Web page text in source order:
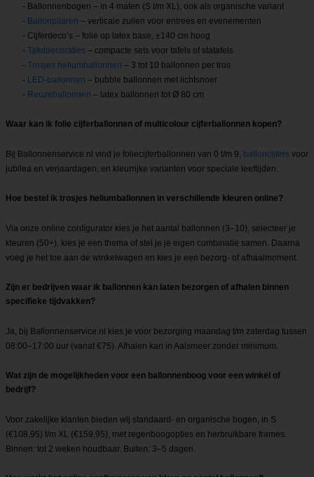
- Ballonnenbogen – in 4 maten (S t/m XL), ook als organische variant
- Ballonpilaren – verticale zuilen voor entrees en evenementen
- Cijferdeco’s – folie op latex base, ±140 cm hoog
- Tafeldecoraties – compacte sets voor tafels of statafels
- Trosjes heliumballonnen – 3 tot 10 ballonnen per tros
- LED-ballonnen – bubble ballonnen met lichtsnoer
- Reuzeballonnen – latex ballonnen tot Ø 80 cm
Waar kan ik folie cijferballonnen of multicolour cijferballonnen kopen?
Bij Ballonnenservice.nl vind je foliecijferballonnen van 0 t/m 9, balloncijfers voor
jubilea en verjaardagen, en kleurrijke varianten voor speciale leeftijden.
Hoe bestel ik trosjes heliumballonnen in verschillende kleuren online?
Via onze online configurator kies je het aantal ballonnen (3–10), selecteer je
kleuren (50+), kies je een thema of stel je je eigen combinatie samen. Daarna
voeg je het toe aan de winkelwagen en kies je een bezorg- of afhaalmoment.
Zijn er bedrijven waar ik ballonnen kan laten bezorgen of afhalen binnen
specifieke tijdvakken?
Ja, bij Ballonnenservice.nl kies je voor bezorging maandag t/m zaterdag tussen
08:00–17:00 uur (vanaf €75). Afhalen kan in Aalsmeer zonder minimum.
Wat zijn de mogelijkheden voor een ballonnenboog voor een winkel of
bedrijf?
Voor zakelijke klanten bieden wij standaard- en organische bogen, in S
(€108,95) t/m XL (€159,95), met regenboogopties en herbruikbare frames.
Binnen: tot 2 weken houdbaar. Buiten: 3–5 dagen.